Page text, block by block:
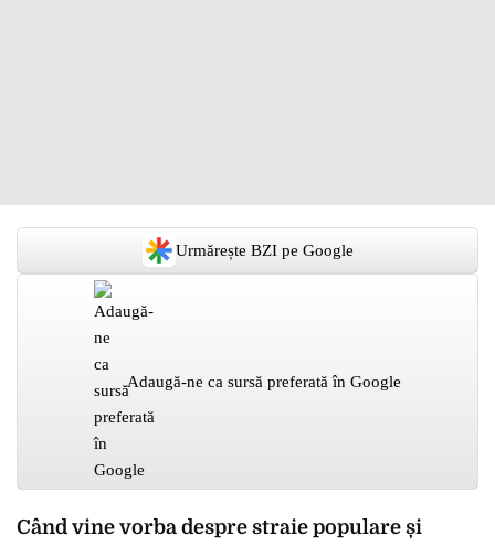
Urmărește BZI pe Google
Adaugă-ne ca sursă preferată în Google
Când vine vorba despre straie populare și